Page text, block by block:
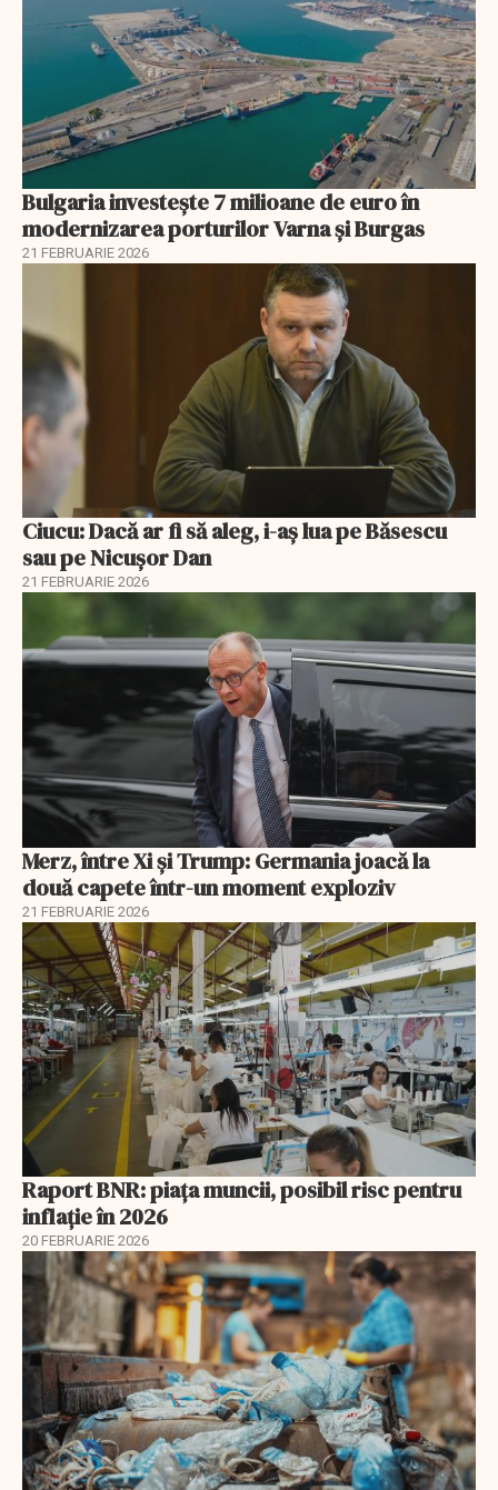
Bulgaria investește 7 milioane de euro în
modernizarea porturilor Varna și Burgas
21 FEBRUARIE 2026
Ciucu: Dacă ar fi să aleg, i-aș lua pe Băsescu
sau pe Nicușor Dan
21 FEBRUARIE 2026
Merz, între Xi și Trump: Germania joacă la
două capete într-un moment exploziv
21 FEBRUARIE 2026
Raport BNR: piața muncii, posibil risc pentru
inflație în 2026
20 FEBRUARIE 2026